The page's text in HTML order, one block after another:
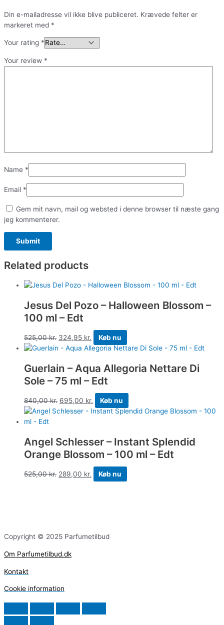
Din e-mailadresse vil ikke blive publiceret. Krævede felter er
markeret med *
Your rating *
Your review *
Name *
Email *
Gem mit navn, mail og websted i denne browser til næste gang
jeg kommenterer.
Related products
Jesus Del Pozo – Halloween Blossom –
100 ml – Edt
525,00kr. 324,95 kr. Køb nu
Guerlain – Aqua Allegoria Nettare Di
Sole – 75 ml – Edt
840,00kr. 695,00 kr. Køb nu
Angel Schlesser – Instant Splendid
Orange Blossom – 100 ml – Edt
525,00kr. 289,00 kr. Køb nu
Copyright © 2025 Parfumetilbud
Om Parfumetilbud.dk
Kontakt
Cookie information